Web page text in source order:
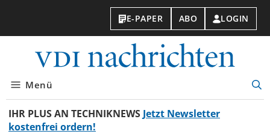
E-PAPER ABO LOGIN
Menü
IHR PLUS AN TECHNIKNEWS Jetzt Newsletter
kostenfrei ordern!